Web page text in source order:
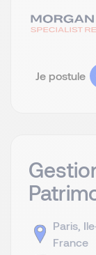
Je postule
Paris,
France